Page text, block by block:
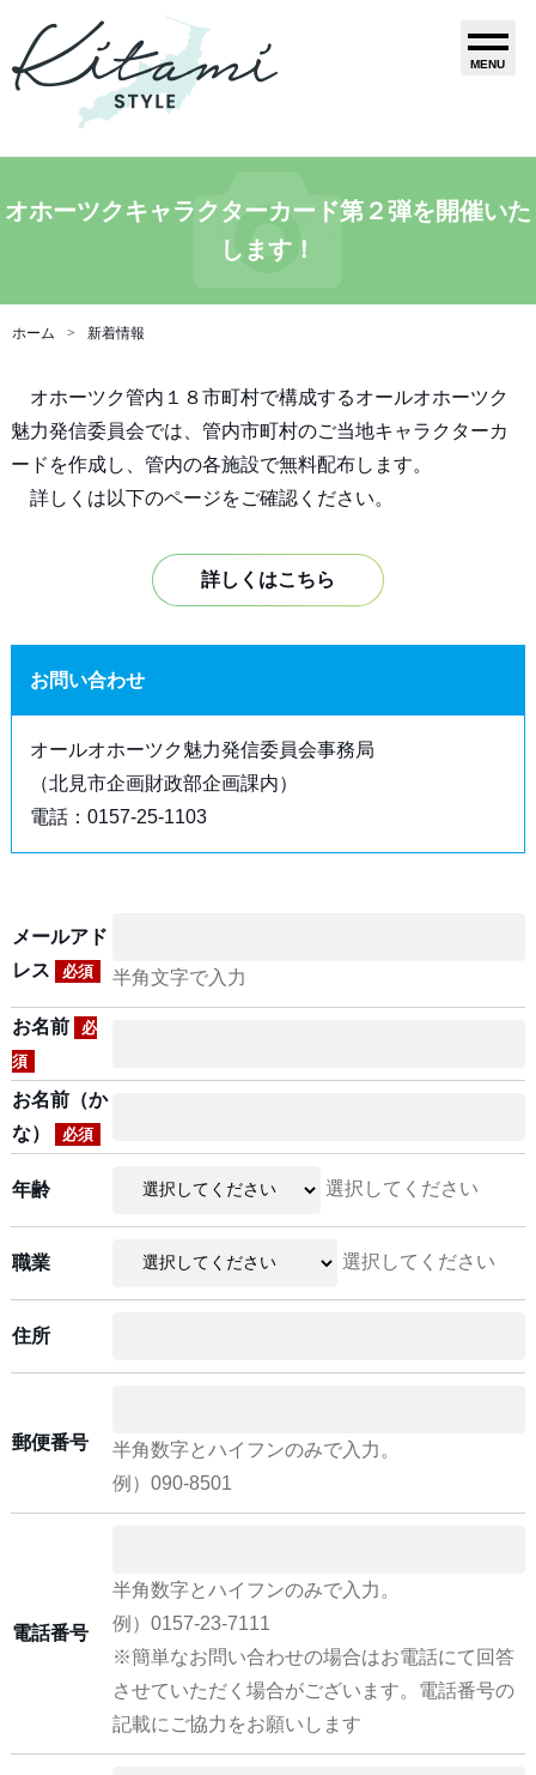
MENU
オホーツクキャラクターカード第２弾を開催いた
します！
ホーム 新着情報
オホーツク管内１８市町村で構成するオールオホーツク
魅力発信委員会では、管内市町村のご当地キャラクターカ
ードを作成し、管内の各施設で無料配布します。
詳しくは以下のページをご確認ください。
詳しくはこちら
お問い合わせ
オールオホーツク魅力発信委員会事務局
（北見市企画財政部企画課内）
電話：0157-25-1103
メールアド
レス
必須 半角文字で入力
お名前
必
須
お名前（か
な）
必須
年齢 選択してください
職業 選択してください
住所
郵便番号
半角数字とハイフンのみで入力。
例）090-8501
電話番号
半角数字とハイフンのみで入力。
例）0157-23-7111
※簡単なお問い合わせの場合はお電話にて回答
させていただく場合がございます。電話番号の
記載にご協力をお願いします